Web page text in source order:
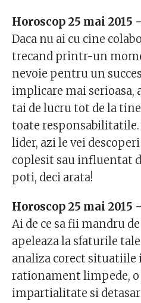
Horoscop 25 mai 2015
Daca nu ai cu cine
trecand printr-un
nevoie pentru un
implicare mai serioasa,
tai de lucru tot de la
toate responsabilitatile.
lider, azi le vei
coplesit sau influentat
poti, deci arata!
Horoscop 25 mai 2015
Ai de ce sa fii mandru
apeleaza la sfaturile
analiza corect situatiile
rationament limpede, o
impartialitate si